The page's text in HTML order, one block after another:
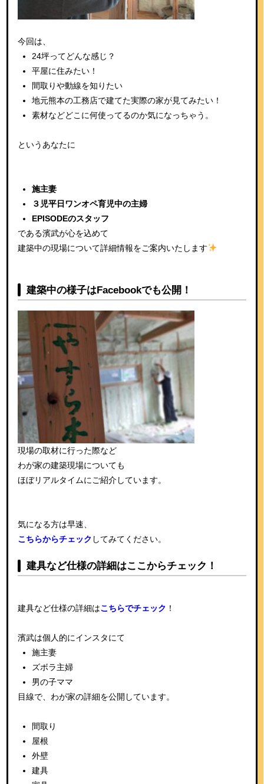
今回は、
24坪ってどんな感じ？
平屋に住みたい！
間取りや動線を知りたい
地元熊本の工務店で建てた実際の家が見てみたい！
素材などどこに何使ってるのか気になっちゃう。
というあなたに
施主妻
３児平日ワンオペ育児中の主婦
EPISODEのスタッフ
である濱武が心を込めて
建築中の現場について詳細情報をご案内いたします
建築中の様子はFacebookでも公開！
現場の取材に行った際など
わが家の建築現場についても
ほぼリアルタイムにご紹介しています。
気になる方は早速、
こちらからチェック してみてください。
建具など仕様の詳細はここからチェック！
建具など仕様の詳細はこちらでチェック ！
濱武は個人的にインスタにて
施主妻
ズボラ主婦
男の子ママ
目線で、わが家の詳細を公開しています。
間取り
屋根
外壁
建具